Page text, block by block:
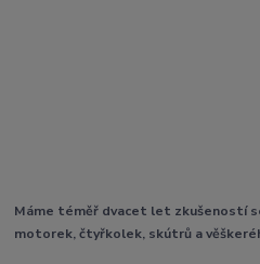
Máme téměř dvacet let zkušeností
motorek, čtyřkolek, skútrů a